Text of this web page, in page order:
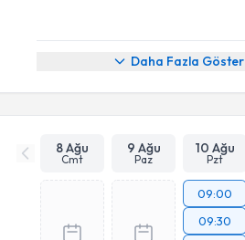
Daha Fazla Göster
8 Ağu
Cmt
9 Ağu
Paz
10 Ağu
Pzt
09:00
09:30